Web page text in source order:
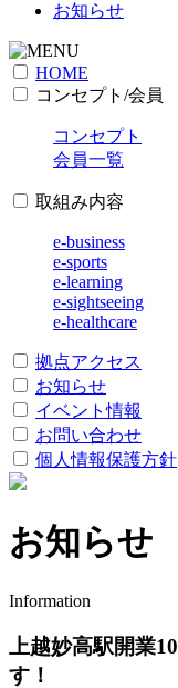
お知らせ
HOME
コンセプト/会員
コンセプト
会員一覧
取組み内容
e-business
e-sports
e-learning
e-sightseeing
e-healthcare
拠点アクセス
お知らせ
イベント情報
お問い合わせ
個人情報保護方針
お知らせ
Information
上越妙高駅開業
す！